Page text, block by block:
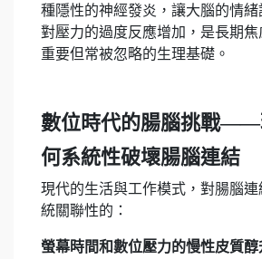
種隱性的神經發炎，讓大腦的情緒
對壓力的過度反應增加，是長期
重要但常被忽略的生理基礎。
數位時代的腸腦挑戰——
何系統性破壞腸腦連結
現代的生活與工作模式，對腸腦
統關聯性的：
螢幕時間和數位壓力的慢性皮質醇